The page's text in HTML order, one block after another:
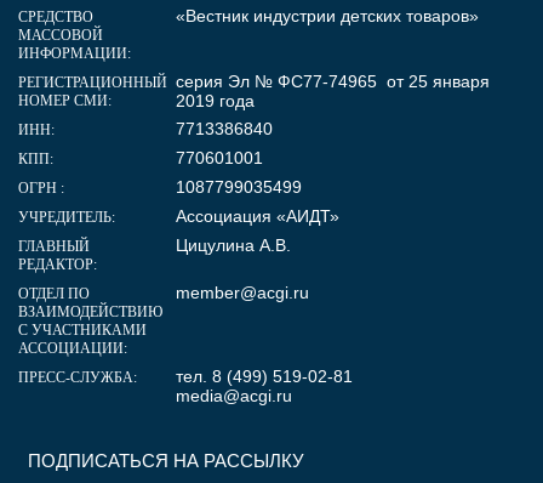
ПОДПИСАТЬСЯ НА РАССЫЛКУ
СРЕДСТВО
МАССОВОЙ
ИНФОРМАЦИИ:
«Вестник индустрии детских товаров»
РЕГИСТРАЦИОННЫЙ
НОМЕР СМИ:
серия Эл № ФС77-74965 от 25 января
2019 года
ИНН: 7713386840
КПП: 770601001
ОГРН : 1087799035499
УЧРЕДИТЕЛЬ: Ассоциация «АИДТ»
ГЛАВНЫЙ
РЕДАКТОР:
Цицулина А.В.
ОТДЕЛ ПО
ВЗАИМОДЕЙСТВИЮ
С УЧАСТНИКАМИ
АССОЦИАЦИИ:
member@acgi.ru
ПРЕСС-СЛУЖБА:
тел. 8 (499) 519-02-81
media@acgi.ru